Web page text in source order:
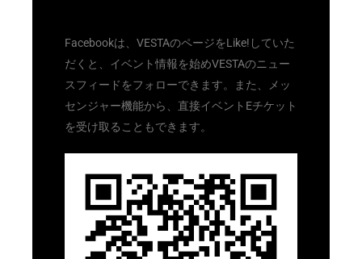
Facebookは、VESTAのページをLike!していた
だくと、イベント情報を始めVESTAのニュー
スフィードをフォローできます。また、メッ
センジャー機能から、直接イベントEチケット
を受け取ることもできます。